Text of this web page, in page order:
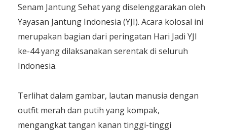
Senam Jantung Sehat yang diselenggarakan oleh
Yayasan Jantung Indonesia (YJI). Acara kolosal ini
merupakan bagian dari peringatan Hari Jadi YJI
ke-44 yang dilaksanakan serentak di seluruh
Indonesia.
Terlihat dalam gambar, lautan manusia dengan
outfit merah dan putih yang kompak,
mengangkat tangan kanan tinggi-tinggi